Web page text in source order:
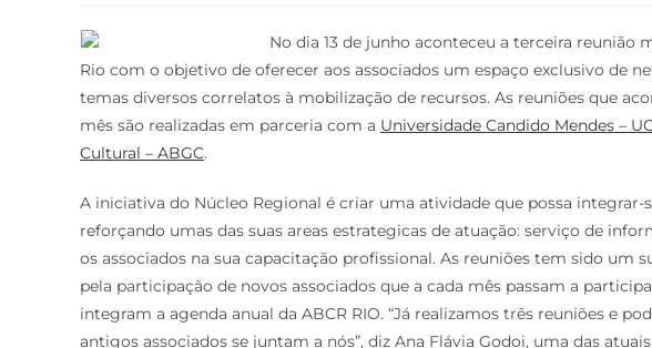
No dia 13 de junho aconteceu a terceira reunião
Rio com o objetivo de oferecer aos associados um espaço exclusivo de
temas diversos correlatos à mobilização de recursos. As reuniões que
mês são realizadas em parceria com a Universidade Candido Mendes –
Cultural – ABGC.
A iniciativa do Núcleo Regional é criar uma atividade que possa integrar-
reforçando umas das suas areas estrategicas de atuação: serviço de
os associados na sua capacitação profissional. As reuniões tem sido um
pela participação de novos associados que a cada mês passam a
integram a agenda anual da ABCR RIO. “Já realizamos três reuniões e
antigos associados se juntam a nós”, diz Ana Flávia Godoi, uma das